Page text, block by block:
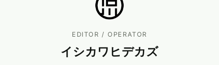
EDITOR / OPERATOR
イシカワヒデカズ